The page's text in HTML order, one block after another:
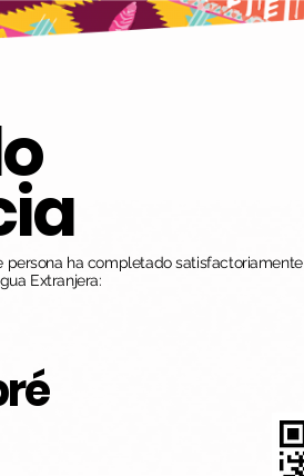
persona ha completado satisfactoriamente
Extranjera: